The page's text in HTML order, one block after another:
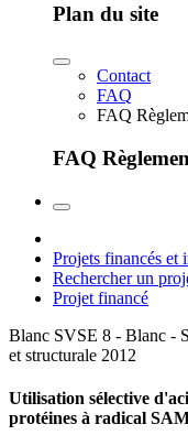
Plan du site
Contact
FAQ
FAQ
FAQ
Projets financés et
Rechercher un
Projet financé
Blanc SVSE 8 - Blanc -
et structurale 2012
Utilisation sélective
protéines à radical